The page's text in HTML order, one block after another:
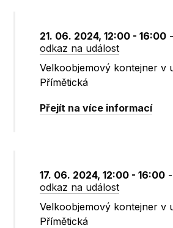
21. 06. 2024, 12:00 - 16:00 -
odkaz na událost
Velkoobjemový kontejner v
Přímětická
Přejít na více informací
17. 06. 2024, 12:00 - 16:00 -
odkaz na událost
Velkoobjemový kontejner v
Přímětická